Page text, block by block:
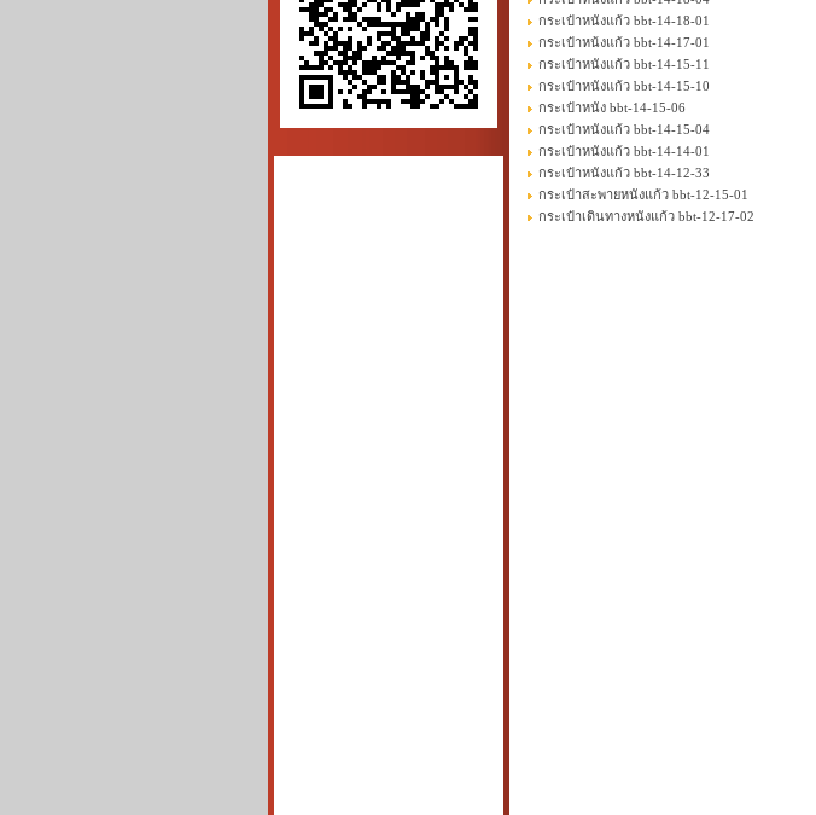
กระเป๋าหนังแก้ว bbt-14-18-01
กระเป๋าหน้งแก้ว bbt-14-17-01
กระเป๋าหนังแก้ว bbt-14-15-11
กระเป๋าหนังแก้ว bbt-14-15-10
กระเป๋าหนัง bbt-14-15-06
กระเป๋าหนังแก้ว bbt-14-15-04
กระเป๋าหนังแก้ว bbt-14-14-01
กระเป๋าหนังแก้ว bbt-14-12-33
กระเป๋าสะพายหนังแก้ว bbt-12-15-01
กระเป๋าเดินทางหนังแก้ว bbt-12-17-02